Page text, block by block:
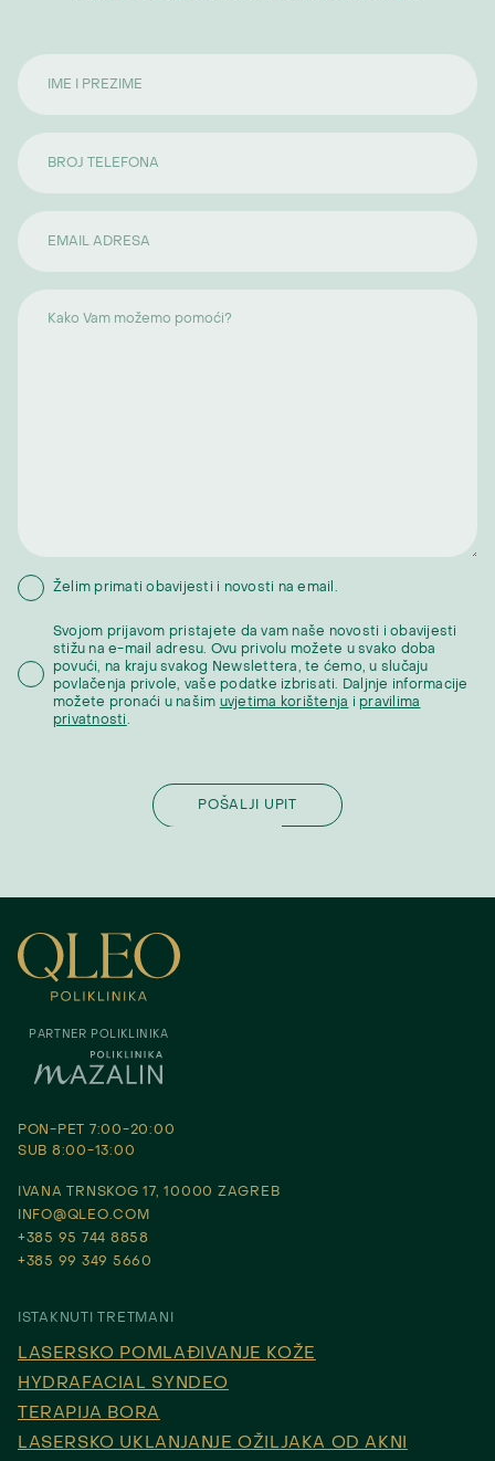
Želim primati obavijesti i novosti na email.
Svojom prijavom pristajete da vam naše novosti i obavijesti
stižu na e-mail adresu. Ovu privolu možete u svako doba
povući, na kraju svakog Newslettera, te ćemo, u slučaju
povlačenja privole, vaše podatke izbrisati. Daljnje informacije
možete pronaći u našim uvjetima korištenja i pravilima
privatnosti.
PARTNER POLIKLINIKA
PON-PET 7:00-20:00
SUB 8:00-13:00
IVANA TRNSKOG 17, 10000 ZAGREB
INFO@QLEO.COM
+385 95 744 8858
+385 99 349 5660
ISTAKNUTI TRETMANI
LASERSKO POMLAĐIVANJE KOŽE
HYDRAFACIAL SYNDEO
TERAPIJA BORA
LASERSKO UKLANJANJE OŽILJAKA OD AKNI